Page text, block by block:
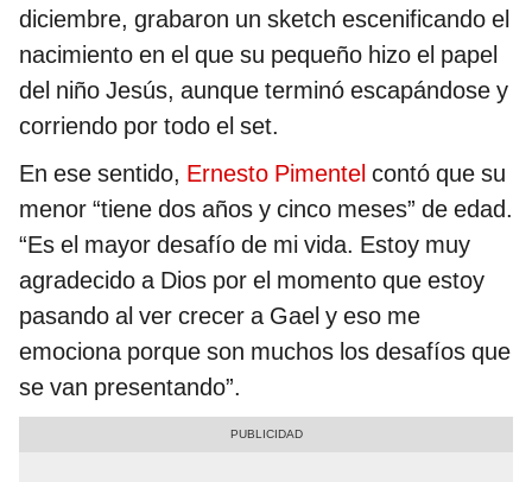
diciembre, grabaron un sketch escenificando el
nacimiento en el que su pequeño hizo el papel
del niño Jesús, aunque terminó escapándose y
corriendo por todo el set.
En ese sentido, Ernesto Pimentel contó que su
menor “tiene dos años y cinco meses” de edad.
“Es el mayor desafío de mi vida. Estoy muy
agradecido a Dios por el momento que estoy
pasando al ver crecer a Gael y eso me
emociona porque son muchos los desafíos que
se van presentando”.